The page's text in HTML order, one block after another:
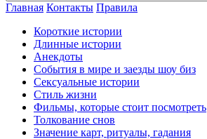
Главная Контакты Правила
Короткие истории
Длинные истории
Анекдоты
События в мире и заезды шоу биз
Сексуальные истории
Стиль жизни
Фильмы, которые стоит посмотреть
Толкование снов
Значение карт, ритуалы, гадания